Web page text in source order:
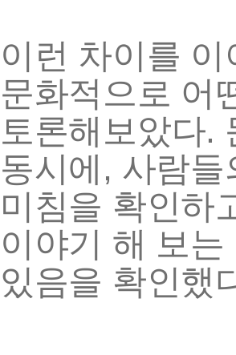
이런 차이를 이
문화적으로 어
토론해보았다.
동시에 , 사람들
미침을 확인하
이야기
해 보는
있음을 확인했